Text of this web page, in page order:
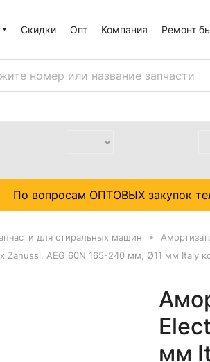
Скидки Опт Компания Ремонт
По вопросам ОПТОВЫХ закупок
для стиральных машин
AEG 60N 165-240 мм, Ø11 мм Italy
мм